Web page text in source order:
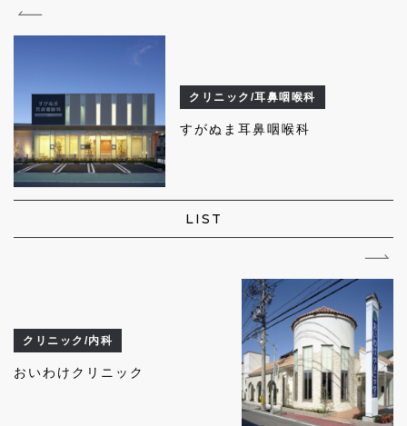
クリニック/耳鼻咽喉科
すがぬま耳鼻咽喉科
LIST
クリニック/内科
おいわけクリニック